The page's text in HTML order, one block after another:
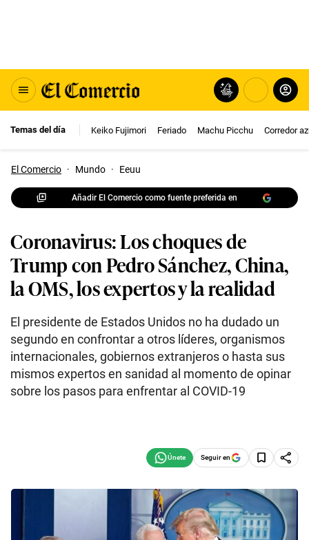
Temas del día Keiko Fujimori Feriado Machu Picchu Corredor
El Comercio · Mundo · Eeuu
Añadir El Comercio como fuente preferida en
Coronavirus: Los choques de
Trump con Pedro Sánchez, China,
la OMS, los expertos y la realidad
El presidente de Estados Unidos no ha dudado un
segundo en confrontar a otros líderes, organismos
internacionales, gobiernos extranjeros o hasta sus
mismos expertos en sanidad al momento de opinar
sobre los pasos para enfrentar al COVID-19
Seguir en